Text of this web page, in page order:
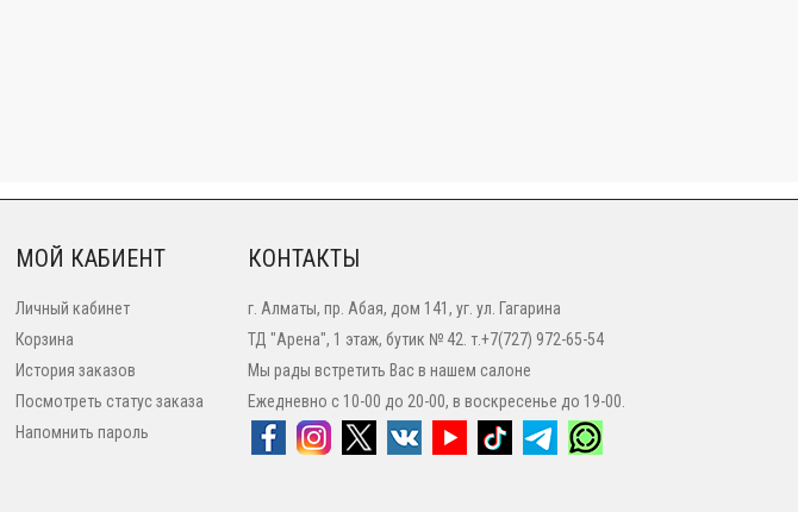
МОЙ КАБИЕНТ
Личный кабинет
Корзина
История заказов
Посмотреть статус заказа
Напомнить пароль
КОНТАКТЫ
г. Алматы, пр. Абая, дом 141, уг. ул. Гагарина
ТД "Арена", 1 этаж, бутик № 42. т.+7(727) 972-65-54
Мы рады встретить Вас в нашем салоне
Ежедневно с 10-00 до 20-00, в воскресенье до 19-00.